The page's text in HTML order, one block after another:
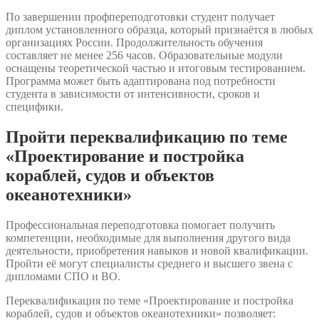
По завершении профпереподготовки студент получает
диплом установленного образца, который признаётся в любых
организациях России. Продолжительность обучения
составляет не менее 256 часов. Образовательные модули
оснащены теоретической частью и итоговым тестированием.
Программа может быть адаптирована под потребности
студента в зависимости от интенсивности, сроков и
специфики.
Пройти переквалификацию по теме
«Проектирование и постройка
кораблей, судов и объектов
океанотехники»
Профессиональная переподготовка помогает получить
компетенции, необходимые для выполнения другого вида
деятельности, приобретения навыков и новой квалификации.
Пройти её могут специалисты среднего и высшего звена с
дипломами СПО и ВО.
Переквалификация по теме «Проектирование и постройка
кораблей, судов и объектов океанотехники» позволяет: